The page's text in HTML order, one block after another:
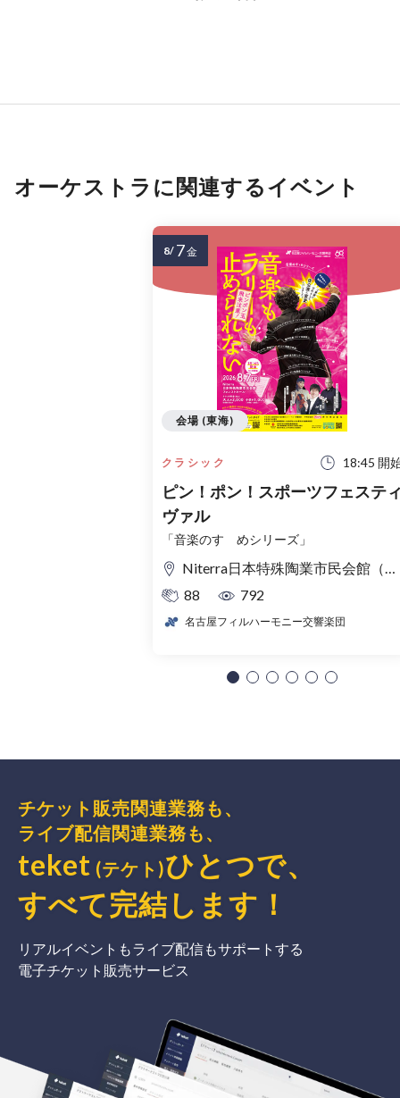
オーケストラに関連するイベント
クラシック 18:45 開
ピン！ポン！スポーツフェステ
ヴァル
「音楽のすゝめシリーズ」
Niterra日本特殊陶業市民会館（名古屋市民会館） フォレストホール
88
792
名古屋フィルハーモニー交響楽団
会場 (東海)
8/ 7金
チケット販売関連業務も、
ライブ配信関連業務も、
teket (テケト)ひとつで、
すべて完結 します ！
リアルイベントもライブ配信もサポートする
電子チケット販売サービス